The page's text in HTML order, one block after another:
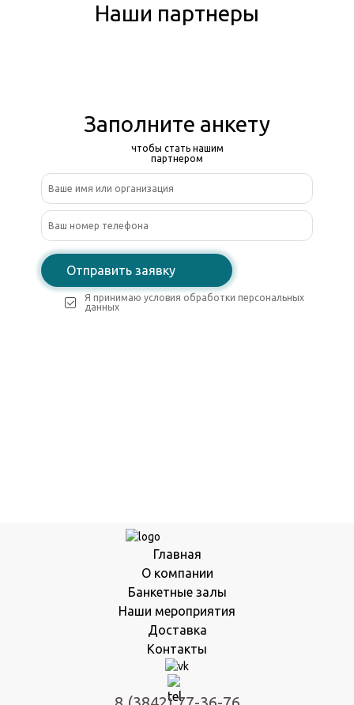
Наши партнеры
Заполните анкету
чтобы стать нашим
партнером
Отправить заявку
Я принимаю условия обработки персональных
данных
Главная
О компании
Банкетные залы
Наши мероприятия
Доставка
Контакты